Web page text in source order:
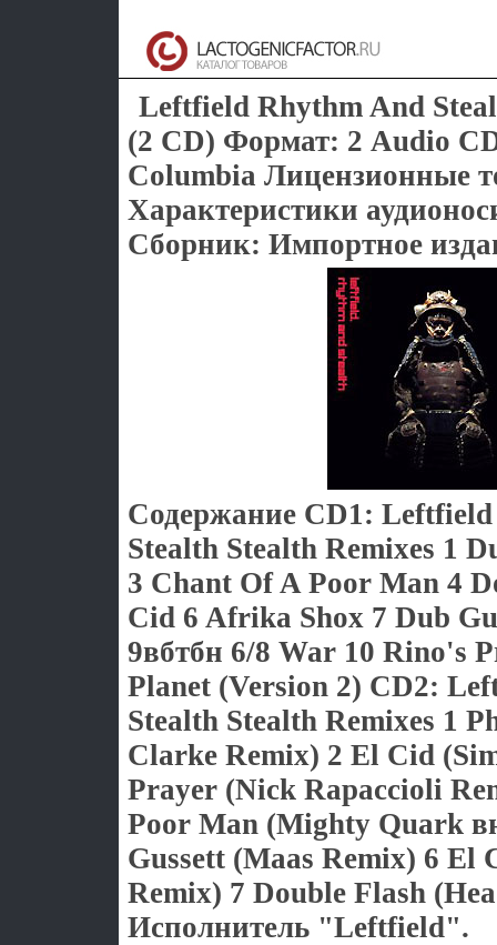
Leftfield Rhythm And
(2 CD) Формат: 2 Audio
Columbia Лицензионные
Характеристики
Сборник: Импортное
Содержание CD1:
Stealth Stealth Remixes 1
3 Chant Of A Poor Man 4
Cid 6 Afrika Shox 7 Dub
9вбтбн 6/8 War 10 Rino's
Planet (Version 2) CD2:
Stealth Stealth Remixes 1
Clarke Remix) 2 El Cid
Prayer (Nick Rapaccioli
Poor Man (Mighty Quark
Gussett (Maas Remix) 6 El
Remix) 7 Double Flash
Исполнитель "Leftfield".